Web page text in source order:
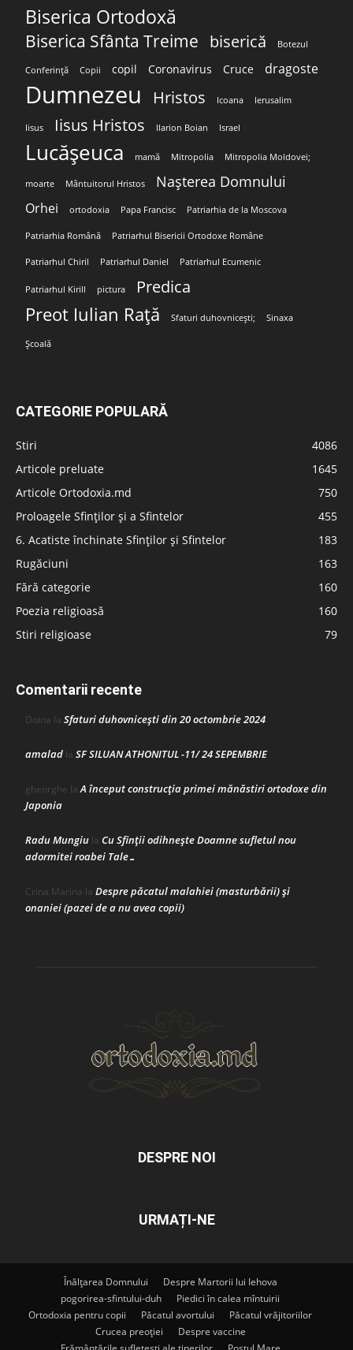
Biserica Ortodoxă
Biserica Sfânta Treime biserică Botezul
Conferință Copii copil Coronavirus Cruce dragoste
Dumnezeu Hristos Icoana Ierusalim
Iisus Iisus Hristos Ilarion Boian Israel
Lucășeuca mamă Mitropolia Mitropolia Moldovei;
moarte Mântuitorul Hristos Nașterea Domnului
Orhei ortodoxia Papa Francisc Patriarhia de la Moscova
Patriarhia Română Patriarhul Bisericii Ortodoxe Române
Patriarhul Chiril Patriarhul Daniel Patriarhul Ecumenic
Patriarhul Kirill pictura Predica
Preot Iulian Rață Sfaturi duhovnicești; Sinaxa
Școală
CATEGORIE POPULARĂ
Stiri
4086
Articole preluate
1645
Articole Ortodoxia.md
750
Proloagele Sfinților și a Sfintelor
455
6. Acatiste închinate Sfinților și Sfintelor
183
Rugăciuni
163
Fără categorie
160
Poezia religioasă
160
Stiri religioase
79
Comentarii recente
Doina la Sfaturi duhovnicești din 20 octombrie 2024
amalad la SF SILUAN ATHONITUL -11/ 24 SEPEMBRIE
gheorghe laA început construcţia primei mănăstiri ortodoxe din
Japonia
Radu Mungiu la Cu Sfinții odihnește Doamne sufletul nou
adormitei roabei Tale…
Crina Marina la Despre păcatul malahiei (masturbării) şi
onaniei (pazei de a nu avea copii)
DESPRE NOI
URMAȚI-NE
Înălțarea Domnului
Despre Martorii lui Iehova
pogorirea-sfintului-duh
Piedici în calea mîntuirii
Ortodoxia pentru copii
Păcatul avortului
Păcatul vrăjitoriilor
Crucea preoției
Despre vaccine